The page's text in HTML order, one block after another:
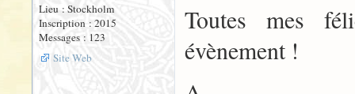
Lieu : Stockholm
Inscription : 2015
Messages : 123
Site Web
Toutes mes
évènement !